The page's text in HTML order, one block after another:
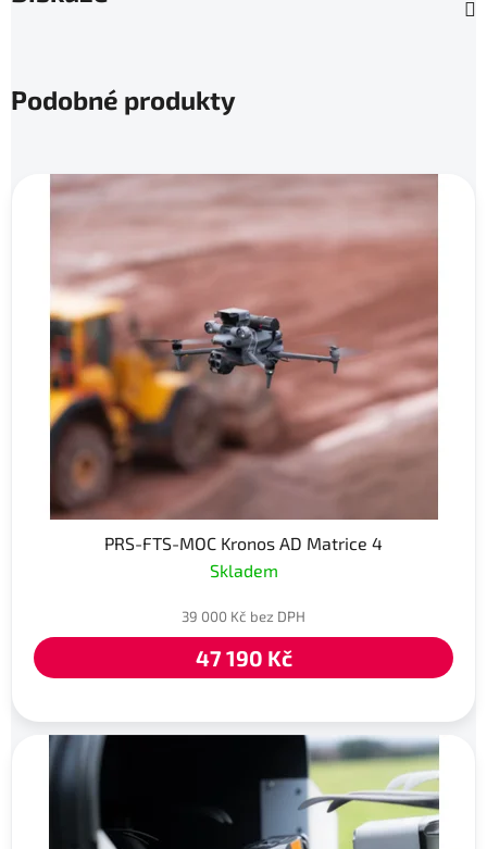
Podobné produkty
PRS-FTS-MOC Kronos AD Matrice 4
Skladem
39 000 Kč bez DPH
47 190 Kč